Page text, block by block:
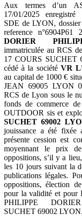
Aux termes d’un
17/01/2025
SDE de LYON, dossier
reference
DORIER
immatriculée au RCS
17 COURS SUCHET
cédé à la société VR
au capital de 1000 €
JEAN 69005 LYON
RCS de Lyon sous le
fonds de commerce
OUTDOOR sis et
SUCHET 69002
jouissance a été fixée
présente cession est
moyennant le prix
oppositions, s’il y a
les 10 jours suivant la
publications légales.
oppositions, élection
pour la validité et pour
PHILIPPE
SUCHET 69002 LYON.